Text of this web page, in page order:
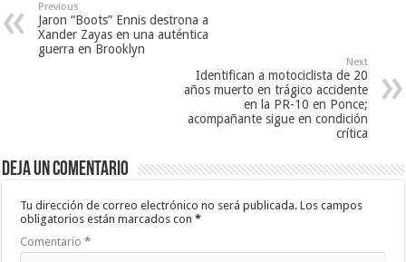
Previous
Jaron “Boots” Ennis destrona a
Xander Zayas en una auténtica
guerra en Brooklyn
Next
Identifican a motociclista de 20
años muerto en trágico accidente
en la PR-10 en Ponce;
acompañante sigue en condición
crítica
Deja un comentario
Tu dirección de correo electrónico no será publicada. Los campos
obligatorios están marcados con*
Comentario*